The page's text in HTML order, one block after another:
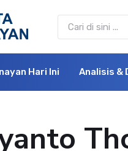
Hari Ini Analisis &